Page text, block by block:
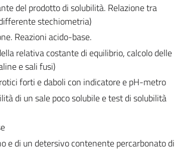
del prodotto di solubilità. Relazione tra
stechiometria)
Reazioni acido-base.
relativa costante di equilibrio, calcolo delle
e sali fusi)
forti e daboli con indicatore e pH-metro
di un sale poco solubile e test di solubilità
e di un detersivo contenente percarbonato di